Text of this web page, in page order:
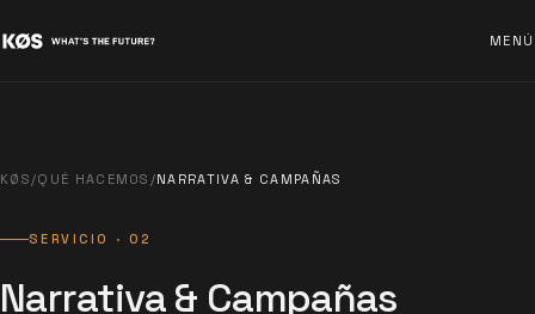
MENÚ
KØS /QUÉ HACEMOS /NARRATIVA & CAMPAÑAS
SERVICIO · 02
Narrativa & Campañas